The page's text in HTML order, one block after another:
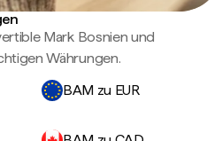
Mark Bosnien und
Währungen.
BAM zu EUR